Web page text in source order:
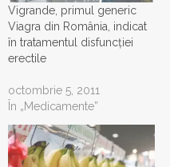
Vigrande, primul generic
Viagra din România, indicat
în tratamentul disfuncţiei
erectile
octombrie 5, 2011
În „Medicamente”